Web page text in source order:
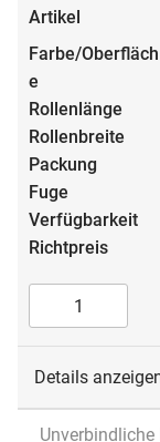
Details